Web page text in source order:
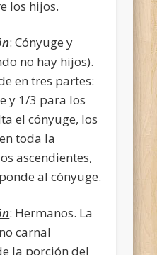
los hijos.
: Cónyuge y
no hay hijos).
en tres partes:
y 1/3 para los
el cónyuge, los
toda la
ascendientes,
al cónyuge.
: Hermanos. La
carnal
la porción del